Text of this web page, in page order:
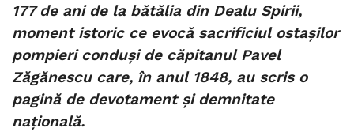
177 de ani de la bătălia din Dealu Spirii,
moment istoric ce evocă sacrificiul ostaşilor
pompieri conduşi de căpitanul Pavel
Zăgănescu care, în anul 1848, au scris o
pagină de devotament şi demnitate
naţională.